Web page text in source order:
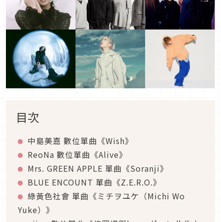
目次
中島美嘉 數位單曲《Wish》
ReoNa 數位單曲《Alive》
Mrs. GREEN APPLE 單曲《Soranji》
BLUE ENCOUNT 單曲《Z.E.R.O.》
綠黃色社會 單曲《ミチヲユケ（Michi Wo
Yuke）》